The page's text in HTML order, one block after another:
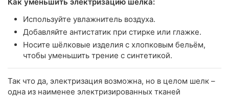
Используйте увлажнитель воздуха.
Добавляйте антистатик при стирке или глажке.
Носите шёлковые изделия с хлопковым бельём,
чтобы уменьшить трение с синтетикой.
Так что да, электризация возможна, но в целом шелк –
одна из наименее электризированных тканей